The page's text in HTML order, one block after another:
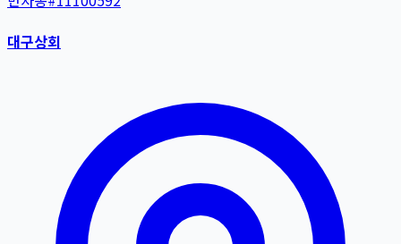
대구상회